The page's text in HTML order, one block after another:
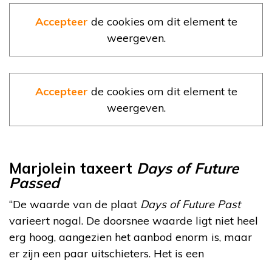
Accepteer de cookies om dit element te
weergeven.
Accepteer de cookies om dit element te
weergeven.
Marjolein taxeert Days of Future
Passed
“De waarde van de plaat Days of Future Past
varieert nogal. De doorsnee waarde ligt niet heel
erg hoog, aangezien het aanbod enorm is, maar
er zijn een paar uitschieters. Het is een